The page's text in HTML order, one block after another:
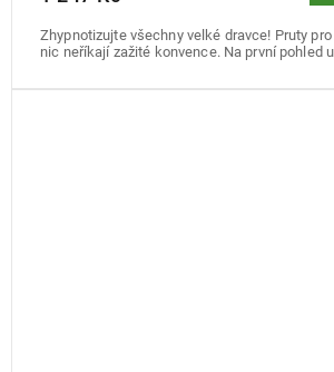
Zhypnotizujte všechny velké dravce! Pruty
nic neříkají zažité konvence. Na první pohled